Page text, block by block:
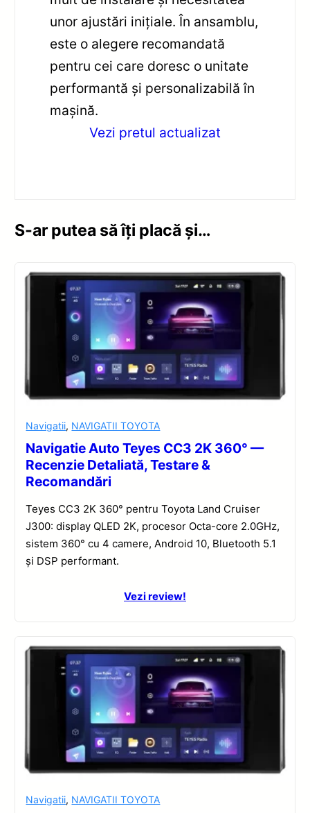
unor ajustări inițiale. În ansamblu,
este o alegere recomandată
pentru cei care doresc o unitate
performantă și personalizabilă în
mașină.
Vezi pretul actualizat
S-ar putea să îți placă și…
Navigatii, NAVIGATII TOYOTA
Navigatie Auto Teyes CC3 2K 360° —
Recenzie Detaliată, Testare &
Recomandări
Teyes CC3 2K 360° pentru Toyota Land Cruiser
J300: display QLED 2K, procesor Octa-core 2.0GHz,
sistem 360° cu 4 camere, Android 10, Bluetooth 5.1
și DSP performant.
Vezi review!
Navigatii, NAVIGATII TOYOTA